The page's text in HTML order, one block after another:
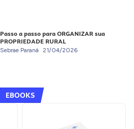
Passo a passo para ORGANIZAR sua
PROPRIEDADE RURAL
Sebrae Paraná 21/04/2026
EBOOKS